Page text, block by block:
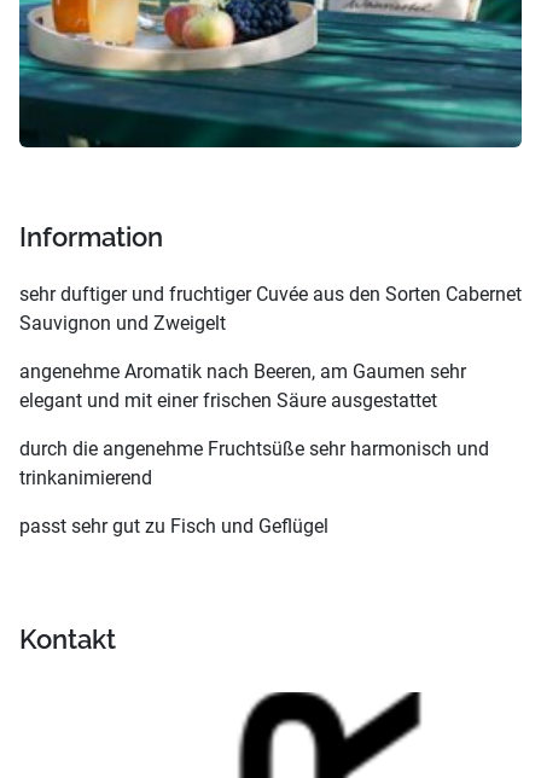
Information
sehr duftiger und fruchtiger Cuvée aus den Sorten Cabernet
Sauvignon und Zweigelt
angenehme Aromatik nach Beeren, am Gaumen sehr
elegant und mit einer frischen Säure ausgestattet
durch die angenehme Fruchtsüße sehr harmonisch und
trinkanimierend
passt sehr gut zu Fisch und Geflügel
Kontakt